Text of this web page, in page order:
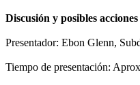
Discusión y posibles acciones
Presentador: Ebon Glenn,
Tiempo de presentación: